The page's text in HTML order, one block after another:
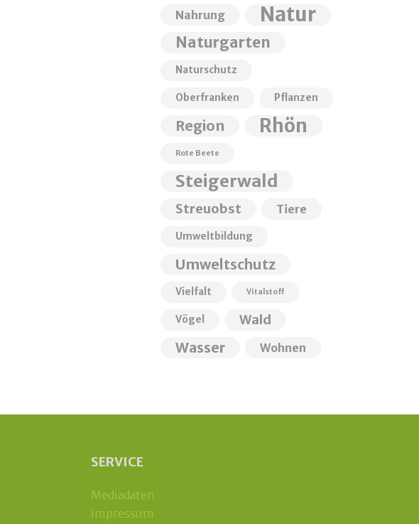
Nahrung Natur
Naturgarten
Naturschutz
Oberfranken Pflanzen
Region Rhön
Rote Beete
Steigerwald
Streuobst Tiere
Umweltbildung
Umweltschutz
Vielfalt Vitalstoff
Vögel Wald
Wasser Wohnen
SERVICE
Mediadaten
Impressum